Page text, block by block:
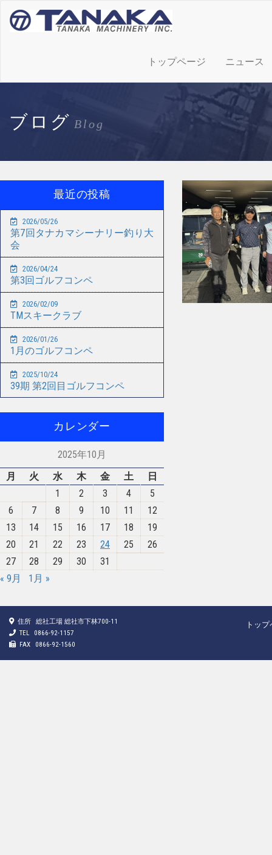
トップページ ニュース
ブログ Blog
最近の投稿
2026/05/26
第7回タナカマシーナリー釣り大
会
2026/04/24
第3回ゴルフコンペ
2026/02/09
TMスキークラブ
2026/01/26
1月のゴルフコンペ
2025/10/24
39期 第2回目ゴルフコンペ
カレンダー
2025年10月
月
火 水 木 金 土
日
1
2 3 4
5
6
7 8 9 10 11
12
13
14 15 16 17 18
19
20
21 22 23 24 25
26
27
28 29 30
31
« 9月
1月 »
住所
総社工場 総社市下林700-11
TEL
0866-92-1157
FAX
0866-92-1560
トッ